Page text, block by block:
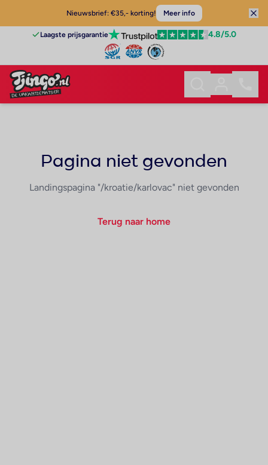
Nieuwsbrief: €35,- korting! Meer info
Laagste prijsgarantie 4.8/5.0
Pagina niet gevonden
Landingspagina "/kroatie/karlovac" niet gevonden
Terug naar home